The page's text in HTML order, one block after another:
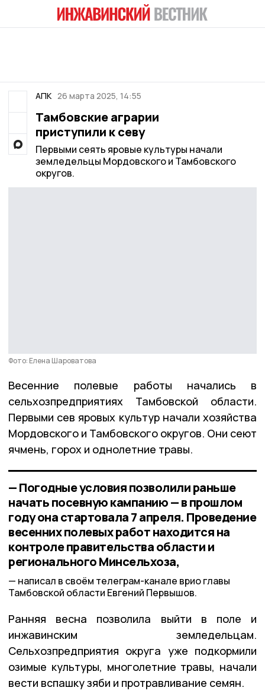
АПК 26 марта 2025, 14:55
Тамбовские аграрии
приступили к севу
Первыми сеять яровые культуры начали
земледельцы Мордовского и Тамбовского
округов.
Фото: Елена Шароватова
Весенние полевые работы начались в
сельхозпредприятиях Тамбовской области.
Первыми сев яровых культур начали хозяйства
Мордовского и Тамбовского округов. Они сеют
ячмень, горох и однолетние травы.
— Погодные условия позволили раньше
начать посевную кампанию — в прошлом
году она стартовала 7 апреля. Проведение
весенних полевых работ находится на
контроле правительства области и
регионального Минсельхоза,
написал в своём телеграм-канале врио главы
Тамбовской области Евгений Первышов.
Ранняя весна позволила выйти в поле и
инжавинским земледельцам.
Сельхозпредприятия округа уже подкормили
озимые культуры, многолетние травы, начали
вести вспашку зяби и протравливание семян.